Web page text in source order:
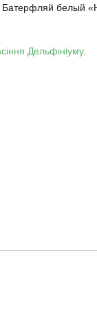
белый
Дельфініуму.